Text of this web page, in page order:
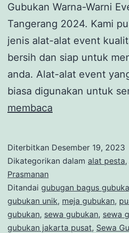
Gubukan Warna-Warni
Tangerang 2024. Kami
jenis alat-alat event
bersih dan siap untuk
anda. Alat-alat event
biasa digunakan untuk
membaca
WARNI
JATIUWUNG
TANGERANG
2024
Diterbitkan Desember 19, 2023
Dikategorikan dalam alat pesta,
Prasmanan
Ditandai gubugan bagus
gubukan unik, meja gubukan,
gubukan, sewa gubukan, sewa
gubukan jakarta pusat, Sewa